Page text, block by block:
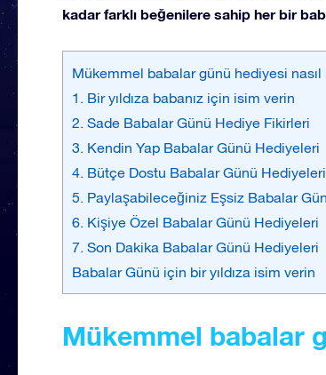
kadar farklı beğenilere sahip her bir
Mükemmel babalar günü hediyesi nasıl
1. Bir yıldıza babanız için isim verin
2. Sade Babalar Günü Hediye Fikirleri
3. Kendin Yap Babalar Günü Hediyeleri
4. Bütçe Dostu Babalar Günü Hediyeleri
5. Paylaşabileceğiniz Eşsiz Babalar
6. Kişiye Özel Babalar Günü Hediyeleri
7. Son Dakika Babalar Günü Hediyeleri
Babalar Günü için bir yıldıza isim verin
Mükemmel babalar